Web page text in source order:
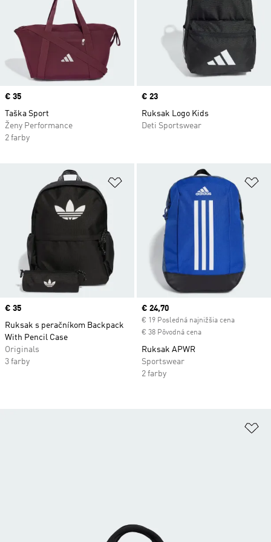
Price
€ 35
Taška Sport
Ženy Performance
2 farby
Price
€ 23
Ruksak Logo Kids
Deti Sportswear
Pridať do zoznamu želaných
Price
€ 35
Ruksak s peračníkom Backpack
With Pencil Case
Originals
3 farby
Current price
€ 24,70
€ 19 Posledná najnižšia cena
€ 38 Pôvodná cena
Ruksak APWR
Sportswear
2 farby